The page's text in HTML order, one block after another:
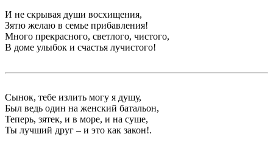
И не скрывая души восхищения,
Зятю желаю в семье прибавления!
Много прекрасного, светлого, чистого,
В доме улыбок и счастья лучистого!
Сынок, тебе излить могу я душу,
Был ведь один на женский батальон,
Теперь, зятек, и в море, и на суше,
Ты лучший друг – и это как закон!.